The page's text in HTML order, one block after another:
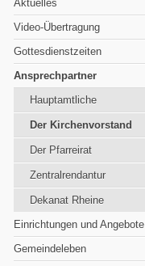
Aktuelles
Video-Übertragung
Gottesdienstzeiten
Ansprechpartner
Hauptamtliche
Der Kirchenvorstand
Der Pfarreirat
Zentralrendantur
Dekanat Rheine
Einrichtungen und Angebote
Gemeindeleben